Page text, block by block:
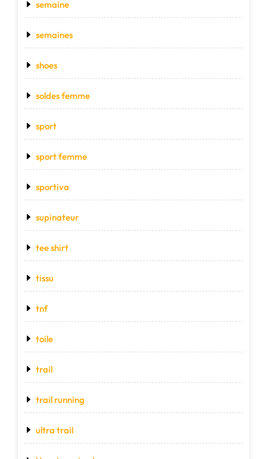
semaine
semaines
shoes
soldes femme
sport
sport femme
sportiva
supinateur
tee shirt
tissu
tnf
toile
trail
trail running
ultra trail